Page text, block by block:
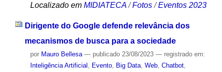
Localizado em MIDIATECA /Fotos /Eventos 2023
Dirigente do Google defende relevância dos
mecanismos de busca para a sociedade
por Mauro Bellesa — publicado23/08/2023 — registrado em:
Inteligência Artificial , Evento, Big Data, Web, Chatbot,